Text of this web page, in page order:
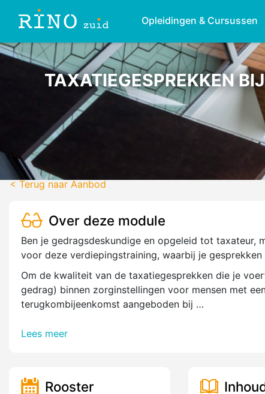
Opleidingen & Cursussen
TAXATIEGESPREKKEN
< Terug naar Aanbod
Over deze module
Ben je gedragsdeskundige en opgeleid tot taxateur,
voor deze verdiepingstraining, waarbij je
Om de kwaliteit van de taxatiegesprekken die je
gedrag) binnen zorginstellingen voor mensen met
terugkombijeenkomst aangeboden bij …
Lees meer
Rooster